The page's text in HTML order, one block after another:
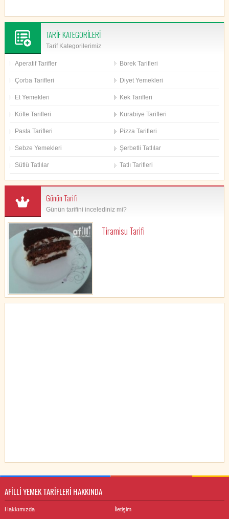
TARİF KATEGORİLERİ
Tarif Kategorilerimiz
Aperatif Tarifler Börek Tarifleri
Çorba Tarifleri Diyet Yemekleri
Et Yemekleri Kek Tarifleri
Köfte Tarifleri Kurabiye Tarifleri
Pasta Tarifleri Pizza Tarifleri
Sebze Yemekleri Şerbetli Tatlılar
Sütlü Tatlılar Tatlı Tarifleri
Günün Tarifi
Günün tarifini incelediniz mi?
Tiramisu Tarifi
AFİLLİ YEMEK TARİFLERİ HAKKINDA
Hakkımızda İletişim